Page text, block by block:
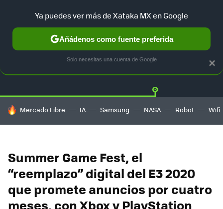
Twitter
HOY SE HABLA DE
Mercado Libre IA Samsung NASA Robot Wifi
Summer Game Fest, el
“reemplazo” digital del E3 2020
que promete anuncios por cuatro
meses, con Xbox y PlayStation
×
Ya puedes ver más de Xataka MX en Google
Añádenos como fuente preferida
Solo necesitas una cuenta de Google